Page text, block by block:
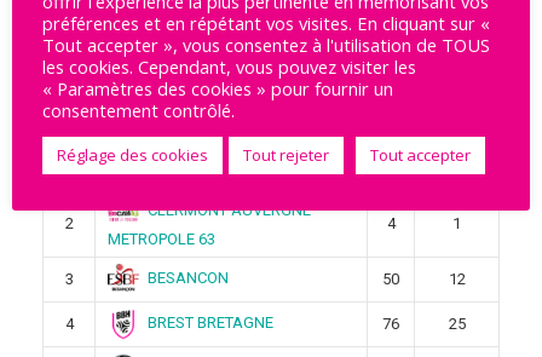
Ligue Butagaz 2025-2026
1 STELLA SAINT-MAUR 4 1
2
CLERMONT AUVERGNE
METROPOLE 63
4 1
3 BESANCON 50 12
4 BREST BRETAGNE 76 25
préférences et en répétant vos visites. En cliquant sur «
Tout accepter », vous consentez à l'utilisation de TOUS
les cookies. Cependant, vous pouvez visiter les
« Paramètres des cookies » pour fournir un
consentement contrôlé.
Réglage des cookies Tout rejeter Tout accepter